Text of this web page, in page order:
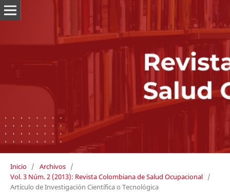
Inicio / Archivos /
Vol. 3 Núm. 2 (2013): Revista Colombiana de Salud Ocupacional /
Artículo de Investigación Científica o Tecnológica